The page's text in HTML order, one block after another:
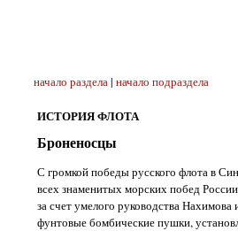
начало раздела| начало подраздела
ИСТОРИЯ ФЛОТА
Броненосцы
С громкой победы русского флота в
всех знаменитых морских побед
за счет умелого руководства
фунтовые бомбические пушки,